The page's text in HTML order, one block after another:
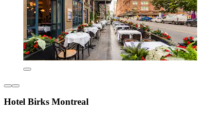
Hotel Birks Montreal